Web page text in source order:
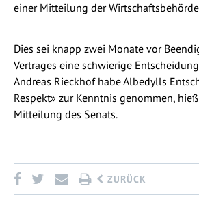
einer Mitteilung der
Dies sei knapp zwei Monate vor
Vertrages eine schwierige
Andreas Rieckhof habe Albedylls
Respekt» zur Kenntnis genommen,
Mitteilung des Senats.
ZURÜCK